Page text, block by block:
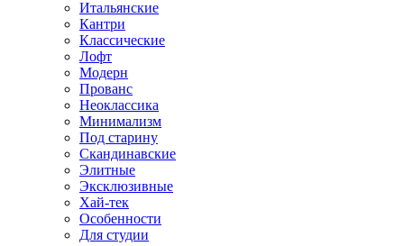
Итальянские
Кантри
Классические
Лофт
Модерн
Прованс
Неоклассика
Минимализм
Под старину
Скандинавские
Элитные
Эксклюзивные
Хай-тек
Особенности
Для студии